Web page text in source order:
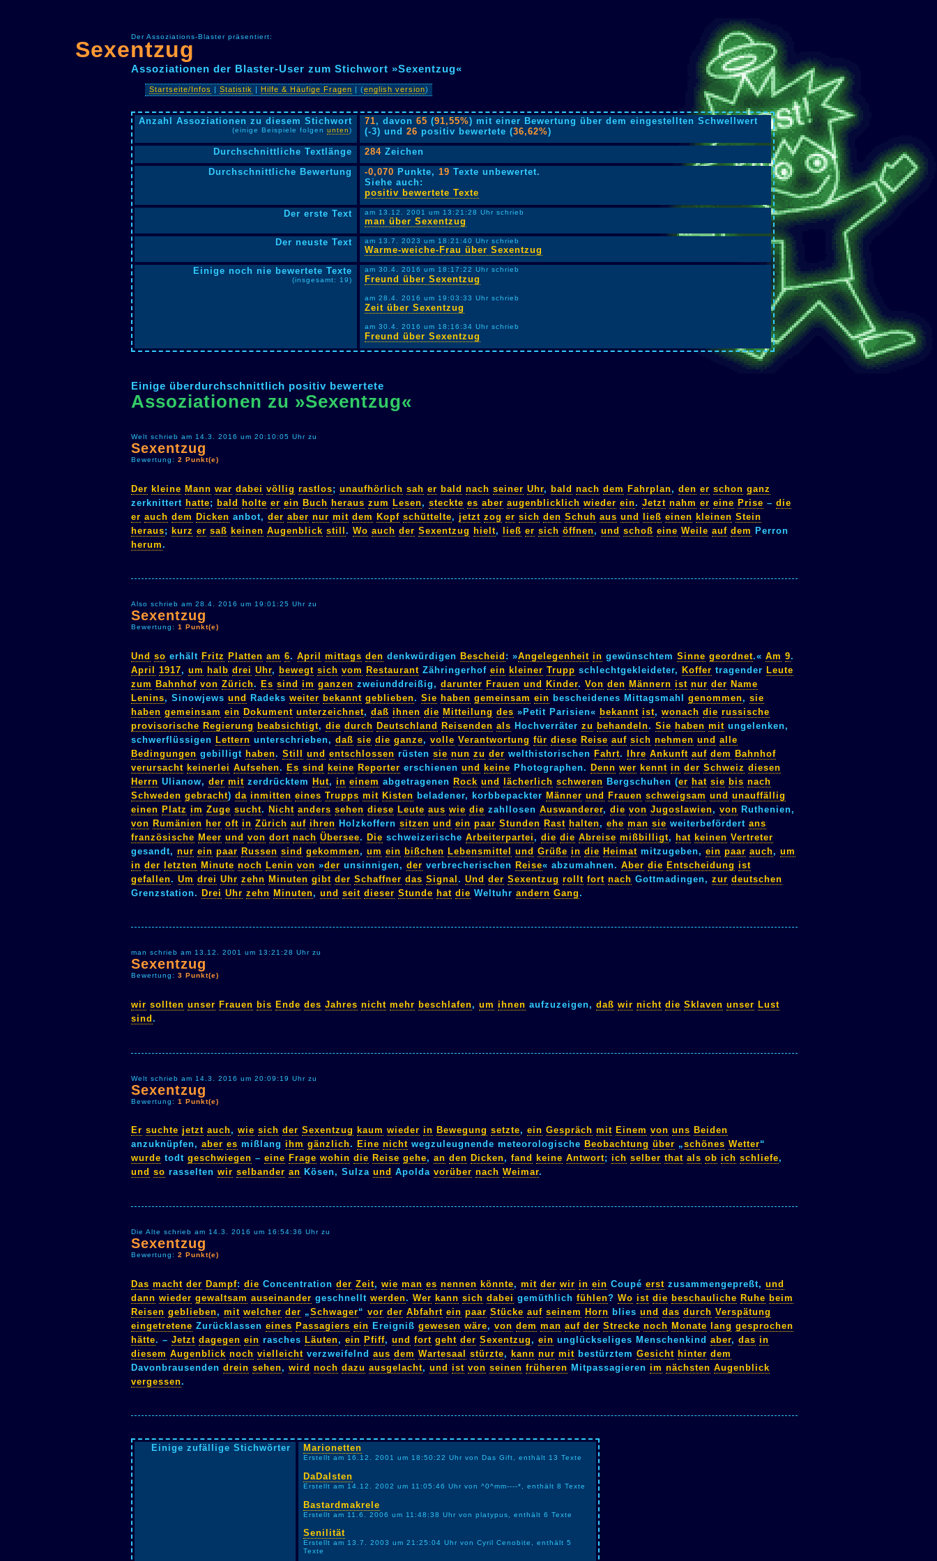
Der Assoziations-Blaster präsentiert:
Sexentzug
Assoziationen der Blaster-User zum Stichwort »Sexentzug«
Startseite/Infos Statistik Hilfe & Häufige Fragen | (english version)
Anzahl Assoziationen zu diesem Stichwort
(einige Beispiele folgen unten)
71, davon65 (91,55%) mit einer Bewertung über dem eingestellten Schwellwert
(-3) und26 positiv bewertete (36,62%)
Durchschnittliche Textlänge
284 Zeichen
Durchschnittliche Bewertung
-0,070 Punkte,19 Texte unbewertet.
Siehe auch:
positiv bewertete Texte
Der erste Text
am 13.12. 2001 um 13:21:28 Uhr schrieb
man über Sexentzug
Der neuste Text
am 13.7. 2023 um 18:21:40 Uhr schrieb
Warme-weiche-Frau über Sexentzug
Einige noch nie bewertete Texte
(insgesamt: 19)
am 30.4. 2016 um 18:17:22 Uhr schrieb
Freund über Sexentzug
am 28.4. 2016 um 19:03:33 Uhr schrieb
Zeit über Sexentzug
am 30.4. 2016 um 18:16:34 Uhr schrieb
Freund über Sexentzug
Einige überdurchschnittlich positiv bewertete
Assoziationen zu »Sexentzug«
Welt schrieb am 14.3. 2016 um 20:10:05 Uhr zu
Sexentzug
Bewertung: 2 Punkt(e)
Der kleine Mann war dabei völlig rastlos; unaufhörlich sah er bald nach seiner Uhr, bald nach dem Fahrplan, den er schon ganz
zerknittert hatte; bald holte er ein Buch heraus zum Lesen, steckte es aber augenblicklich wieder ein. Jetzt nahm er eine Prise – die
er auch dem Dicken anbot, der aber nur mit dem Kopf schüttelte, jetzt zog er sich den Schuh aus und ließ einen kleinen Stein
heraus; kurz er saß keinen Augenblick still . Wo auch der Sexentzug hielt, ließ er sich öffnen, und schoß eine Weile auf dem Perron
herum.
Also schrieb am 28.4. 2016 um 19:01:25 Uhr zu
Sexentzug
Bewertung: 1 Punkt(e)
Und so erhält Fritz Platten am 6. April mittags den denkwürdigen Bescheid : »Angelegenheit in gewünschtem Sinne geordnet.« Am 9.
April
1917, um halb drei Uhr, bewegt sich vom Restaurant Zähringerhof ein kleiner Trupp schlechtgekleideter, Koffer tragender Leute
zum Bahnhof von Zürich. Es sind im ganzen zweiunddreißig, darunter Frauen und Kinder. Von den Männern ist nur der Name
Lenins, Sinowjews und Radeks weiter bekannt geblieben. Sie haben gemeinsam ein bescheidenes Mittagsmahl genommen, sie
haben gemeinsam ein Dokument unterzeichnet, daß ihnen die Mitteilung des »Petit Parisien« bekannt ist, wonach die russische
provisorische Regierung beabsichtigt, die durch Deutschland Reisenden als Hochverräter zu behandeln. Sie haben mit ungelenken,
schwerflüssigen Lettern unterschrieben, daß sie die ganze, volle Verantwortung für diese Reise auf sich nehmen und alle
Bedingungen gebilligt haben. Still und entschlossen rüsten sie nun zu der welthistorischen Fahrt. Ihre Ankunft auf dem Bahnhof
verursacht keinerlei Aufsehen. Es sind keine Reporter erschienen und keine Photographen. Denn wer kennt in der Schweiz diesen
Herrn Ulianow, der mit zerdrücktem Hut, in einem abgetragenen Rock und lächerlich schweren Bergschuhen (er hat sie bis nach
Schweden gebracht) da inmitten eines Trupps mit Kisten beladener, korbbepackter Männer und Frauen schweigsam und unauffällig
einen Platz im Zuge sucht. Nicht anders sehen diese Leute aus wie die zahllosen Auswanderer, die von Jugoslawien, von Ruthenien,
von Rumänien her oft in Zürich auf ihren Holzkoffern sitzen und ein paar Stunden Rast halten, ehe man sie weiterbefördert ans
französische Meer und von dort nach Übersee. Die schweizerische Arbeiterpartei , die die Abreise mißbilligt, hat keinen Vertreter
gesandt, nur ein paar Russen sind gekommen, um ein bißchen Lebensmittel und Grüße in die Heimat mitzugeben, ein paar auch, um
in der letzten Minute noch Lenin von »der unsinnigen, der verbrecherischen Reise« abzumahnen. Aber die Entscheidung ist
gefallen. Um drei Uhr zehn Minuten gibt der Schaffner das Signal . Und der Sexentzug rollt fort nach Gottmadingen, zur deutschen
Grenzstation. Drei Uhr zehn Minuten, und seit dieser Stunde hat die Weltuhr andern Gang.
man schrieb am 13.12. 2001 um 13:21:28 Uhr zu
Sexentzug
Bewertung: 3 Punkt(e)
wir sollten unser Frauen bis Ende des Jahres nicht mehr beschlafen, um ihnen aufzuzeigen, daß wir nicht die Sklaven unser Lust
sind .
Welt schrieb am 14.3. 2016 um 20:09:19 Uhr zu
Sexentzug
Bewertung: 1 Punkt(e)
Er suchte jetzt auch, wie sich der Sexentzug kaum wieder in Bewegung setzte, ein Gespräch mit Einem von uns Beiden
anzuknüpfen, aber es mißlang ihm gänzlich. Eine nicht wegzuleugnende meteorologische Beobachtung über „schönes Wetter“
wurde todt geschwiegen – eine Frage wohin die Reise gehe, an den Dicken, fand keine Antwort; ich selber that als ob ich schliefe,
und so rasselten wir selbander an Kösen, Sulza und Apolda vorüber nach Weimar.
Die Alte schrieb am 14.3. 2016 um 16:54:36 Uhr zu
Sexentzug
Bewertung: 2 Punkt(e)
Das macht der Dampf: die Concentration der Zeit, wie man es nennen könnte, mit der wir in ein Coupé erst zusammengepreßt, und
dann wieder gewaltsam auseinander geschnellt werden. Wer kann sich dabei gemüthlich fühlen? Wo ist die beschauliche Ruhe beim
Reisen geblieben, mit welcher der „Schwager“ vor der Abfahrt ein paar Stücke auf seinem Horn blies und das durch Verspätung
eingetretene Zurücklassen eines Passagiers ein Ereigniß gewesen wäre, von dem man auf der Strecke noch Monate lang gesprochen
hätte. – Jetzt dagegen ein rasches Läuten, ein Pfiff, und fort geht der Sexentzug , ein unglückseliges Menschenkind aber, das in
diesem Augenblick noch vielleicht verzweifelnd aus dem Wartesaal stürzte, kann nur mit bestürztem Gesicht hinter dem
Davonbrausenden drein sehen, wird noch dazu ausgelacht, und ist von seinen früheren Mitpassagieren im nächsten Augenblick
vergessen.
Einige zufällige Stichwörter Marionetten
Erstellt am 16.12. 2001 um 18:50:22 Uhr von Das Gift, enthält 13 Texte
DaDaIsten
Erstellt am 14.12. 2002 um 11:05:46 Uhr von ^0^mm----*, enthält 8 Texte
Bastardmakrele
Erstellt am 11.6. 2006 um 11:48:38 Uhr von platypus, enthält 6 Texte
Senilität
Erstellt am 13.7. 2003 um 21:25:04 Uhr von Cyril Cenobite, enthält 5
Texte